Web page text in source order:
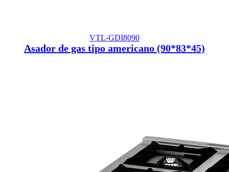
VTL-GDI8090
Asador de gas tipo americano (90*83*45)